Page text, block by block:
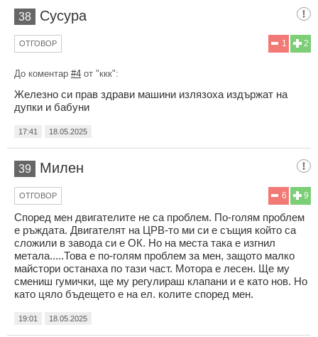
38 Сусура
2
1
ОТГОВОР
До коментар #4 от "ккк":
Железно си прав здрави машини излязоха издържат на
дупки и бабуни
17:41 18.05.2025
39 Милен
9
6
ОТГОВОР
Според мен двигателите не са проблем. По-голям проблем
е ръждата. Двигателят на ЦРВ-то ми си е същия който са
сложили в завода си е ОК. Но на места така е изгнил
метала.....Това е по-голям проблем за мен, защото малко
майстори останаха по тази част. Мотора е лесен. Ще му
смениш гумички, ще му регулираш клапани и е като нов. Но
като цяло бъдещето е на ел. колите според мен.
19:01 18.05.2025